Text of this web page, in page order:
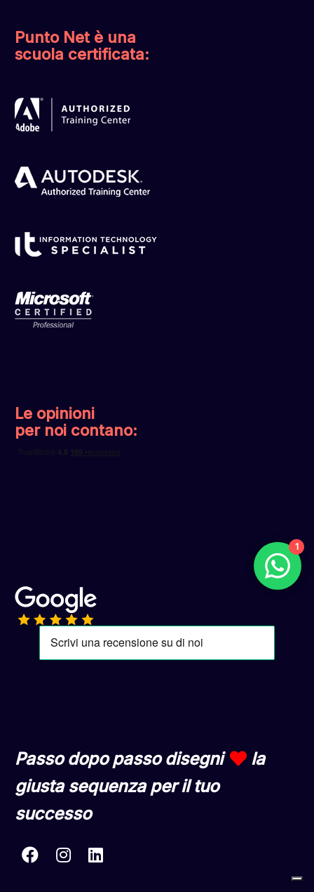
Punto Net è una
scuola certificata:
Le opinioni
per noi contano:
Passo dopo passo disegni
la
giusta sequenza per il tuo
successo
1